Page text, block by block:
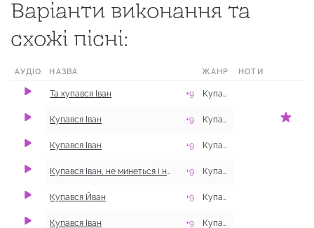
Варіанти виконання та
схожі пісні:
АУДІО НАЗВА ЖАНР МІСЦЕ
НОТИ
Та купався Іван +9 Купальські
Купався Іван +9 Купальські
Купався Іван +9 Купальські
Купався Іван, не минеться і нам +9 Купальські
Купався Йван +9 Купальські
Купався Іван +9 Купальські